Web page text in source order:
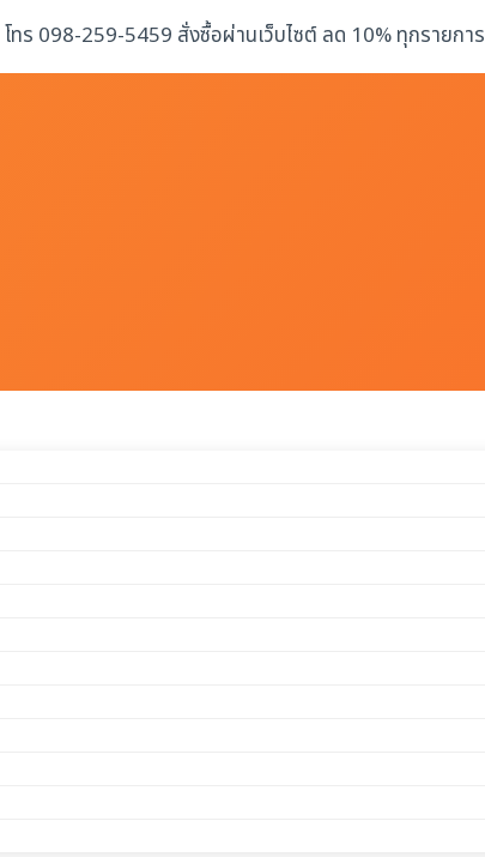
ทร 098-259-5459 สั่งซื้อผ่านเว็บไซต์ ลด 10% ทุกรายการ